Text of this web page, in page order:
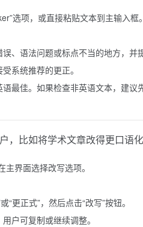
选项，或直接粘贴文本到主输入框。
、语法问题或标点不当的地方，并
系统推荐的更正。
最佳。如果检查非英语文本，建议
比如将学术文章改得更口语化
主界面选择改写选项。
“更正式”，然后点击“改写”按钮。
户可复制或继续调整。